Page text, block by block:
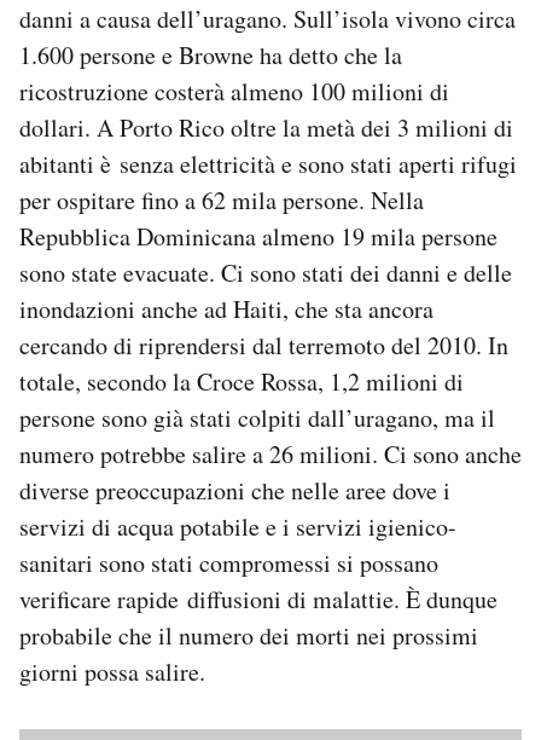
danni a causa dell’uragano. Sull’isola vivono circa
1.600 persone e Browne ha detto che la
ricostruzione costerà almeno 100 milioni di
dollari. A Porto Rico oltre la metà dei 3 milioni di
abitanti è senza elettricità e sono stati aperti rifugi
per ospitare fino a 62 mila persone. Nella
Repubblica Dominicana almeno 19 mila persone
sono state evacuate. Ci sono stati dei danni e delle
inondazioni anche ad Haiti, che sta ancora
cercando di riprendersi dal terremoto del 2010. In
totale, secondo la Croce Rossa, 1,2 milioni di
persone sono già stati colpiti dall’uragano, ma il
numero potrebbe salire a 26 milioni. Ci sono anche
diverse preoccupazioni che nelle aree dove i
servizi di acqua potabile e i servizi igienico-
sanitari sono stati compromessi si possano
verificare rapide diffusioni di malattie. È dunque
probabile che il numero dei morti nei prossimi
giorni possa salire.